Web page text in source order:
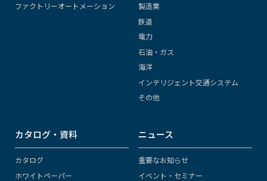
ファクトリーオートメーション
製造業
鉄道
電力
石油・ガス
海洋
インテリジェント交通システム
その他
カタログ・資料
カタログ
ホワイトペーパー
ニュース
重要なお知らせ
イベント・セミナー